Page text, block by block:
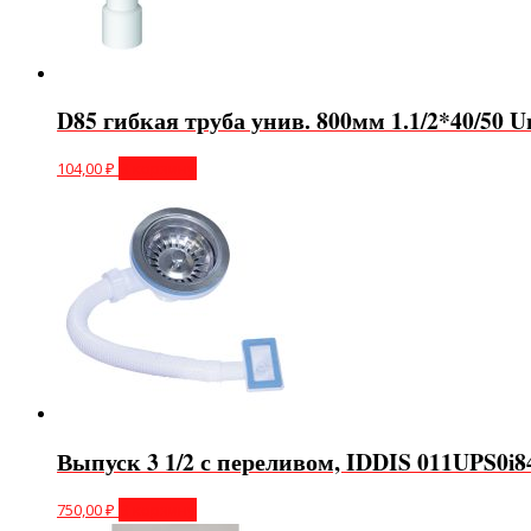
D85 гибкая труба унив. 800мм 1.1/2*40/50
104,00₽
Выпуск 3 1/2 с переливом, IDDIS
750,00₽